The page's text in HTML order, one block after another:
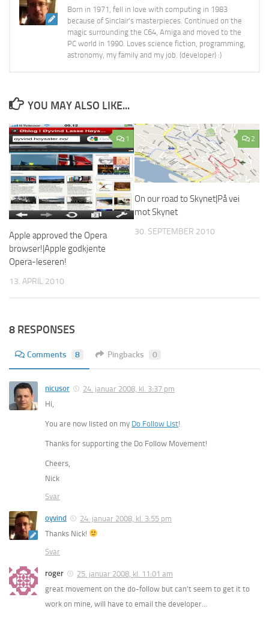
Born in 1971, fell in love with computing in 1983
because of Sinclair's masterpieces. Continued on the
magic surrounding the C64, Amiga and moved to the
PC world in 1990. Loves science fiction, programming,
astronomy, my family and my job. (developer) :)
YOU MAY ALSO LIKE...
1
Apple approved the Opera
browser!|Apple godkjente
Opera-leseren!
13. APRIL 2010
2
On our road to Skynet|På vei
mot Skynet
30. SEPTEMBER 2010
8 RESPONSES
Comments 8 Pingbacks 0
nicusor
24. januar 2008, kl. 3:37 pm
Hi,
You are now listed on my Do Follow List!
Thanks for supporting the Do Follow Movement!
Cheers,
Nick
Svar
oyvind
24. januar 2008, kl. 3:55 pm
Thanks Nick!
Svar
roger
25. januar 2008, kl. 11:01 am
great movement on the do-follow but can’t seem to get it to
work on mine, will have to email the developer…